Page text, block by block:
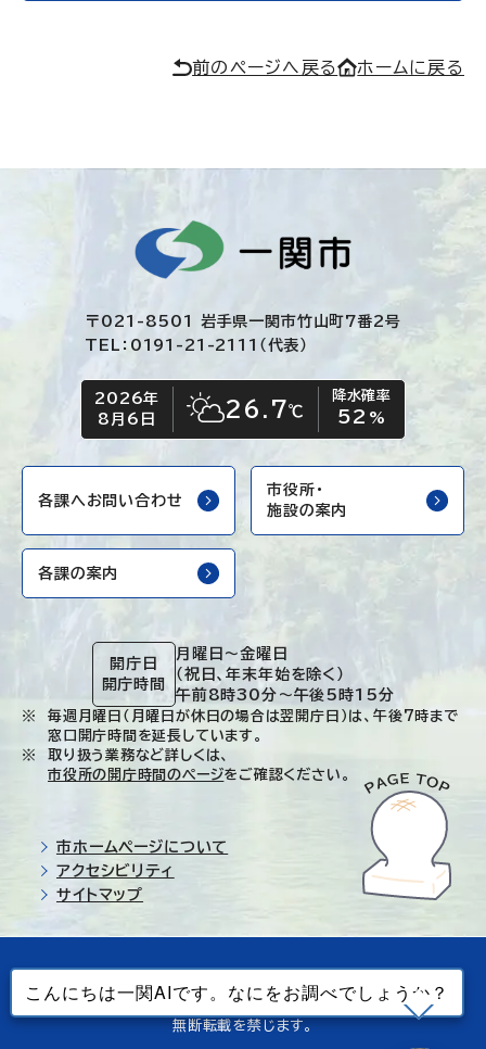
前のページへ戻る ホームに戻る
〒021-8501 岩手県一関市竹山町7番2号
TEL：0191-21-2111（代表）
今日の日付
2026年
8月6日
今日の天気
晴れ時々くもり
26.7℃
降水確率
52 %
各課へお問い合わせ
市役所・
施設の案内
各課の案内
開庁日
開庁時間
月曜日～金曜日
（祝日、年末年始を除く）
午前8時30分～午後5時15分
毎週月曜日（月曜日が休日の場合は翌開庁日）は、午後7時まで
窓口開庁時間を延長しています。
取り扱う業務など詳しくは、
市役所の開庁時間のページをご確認ください。
市ホームページについて
アクセシビリティ
サイトマップ
当ホームページで使用しているすべてのデータの
無断転載を禁じます。